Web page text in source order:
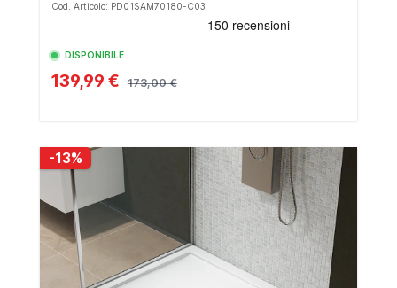
Cod. Articolo: PD01SAM70180-C03
DISPONIBILE
139,99 € 173,00 €
-13%